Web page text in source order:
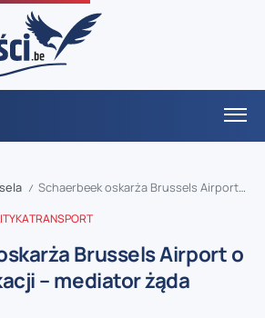
/ Schaerbeek oskarża Brussels Airport o brak komunikacji – mediator żąda przeprosin
TRANSPORT
Brussels Airport o
– mediator żąda